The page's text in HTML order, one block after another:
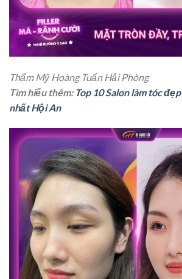
Thẩm Mỹ Hoàng Tuấn Hải Phòng
Tìm hiểu thêm: Top 10 Salon làm tóc
nhất Hội An